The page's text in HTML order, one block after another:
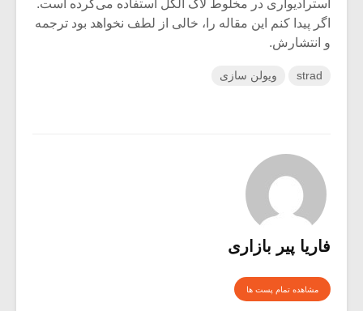
استرادیواری در مخلوط لاک الکل استفاده می‌کرده است.
اگر پیدا کنم این مقاله را، خالی از لطف نخواهد بود ترجمه
و انتشارش.
strad ویولن سازی
فاریا پیر بازاری
مشاهده تمام پست ها